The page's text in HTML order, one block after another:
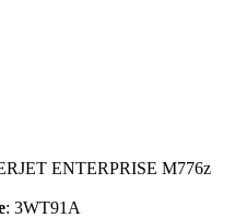
ENTERPRISE M776z
: 3WT91A